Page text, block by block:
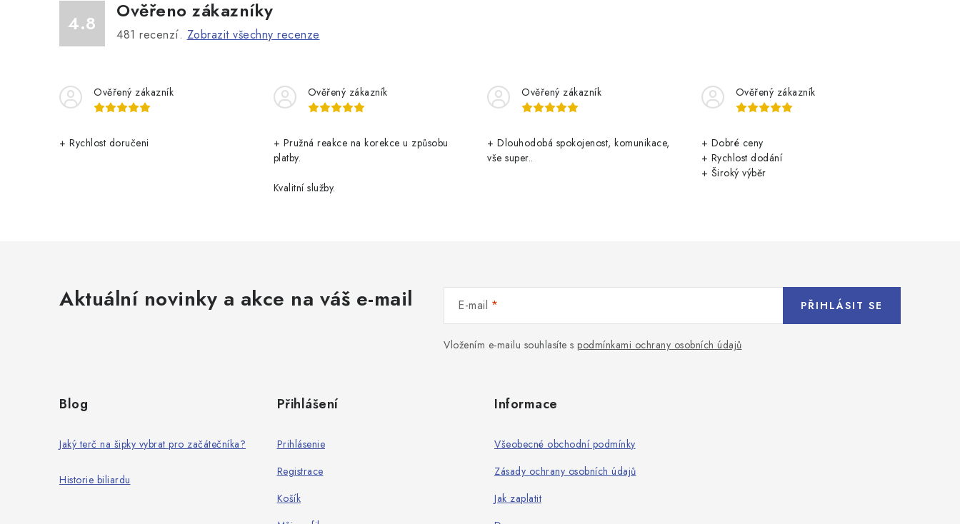
4.8
Ověřeno zákazníky
481 recenzí. Zobrazit všechny recenze
Ověřený zákazník
+ Rychlost doručeni
Ověřený zákazník
+ Pružná reakce na korekce u způsobu
platby.
Kvalitní služby.
Ověřený zákazník
+ Dlouhodobá spokojenost, komunikace,
vše super..
Ověřený zákazník
+ Dobré ceny
+ Rychlost dodání
+ Široký výběr
Aktuální novinky a akce na váš e-mail E-mail
Vložením e-mailu souhlasíte s podmínkami ochrany osobních údajů
PŘIHLÁSIT SE
Blog
Jaký terč na šipky vybrat pro začátečníka?
Historie biliardu
Přihlášení
Prihlásenie
Registrace
Košík
Informace
Všeobecné obchodní podmínky
Zásady ochrany osobních údajů
Jak zaplatit